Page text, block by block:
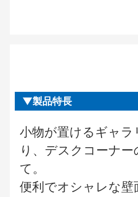
製品特長
小物が置けるギャラ
り、デスクコーナー
て。
便利でオシャレな壁